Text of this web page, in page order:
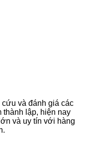
và đánh giá các
lập, hiện nay
và uy tín với hàng